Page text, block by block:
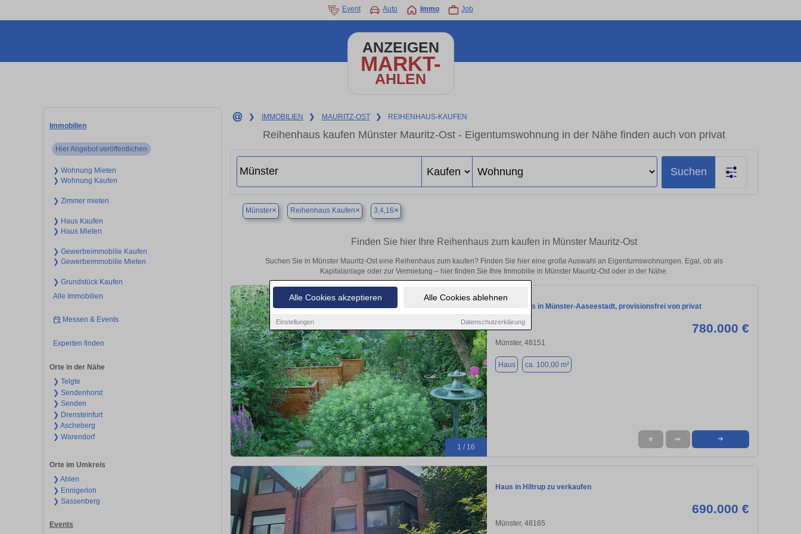
Alle Cookies akzeptieren Alle Cookies ablehnen
Einstellungen Datenschutzerklärung
Event Auto Immo Job
ANZEIGEN
MARKT-
AHLEN
Immobilien
Hier Angebot veröffentlichen
❯ Wohnung Mieten
❯ Wohnung Kaufen
❯ Zimmer mieten
❯ Haus Kaufen
❯ Haus Mieten
❯ Gewerbeimmobilie Kaufen
❯ Gewerbeimmobilie Mieten
❯ Grundstück Kaufen
Alle Immobilien
Messen & Events
Experten finden
Orte in der Nähe
❯ Telgte
❯ Sendenhorst
❯ Senden
❯ Drensteinfurt
❯ Ascheberg
❯ Warendorf
Orte im Umkreis
❯ Ahlen
❯ Ennigerloh
❯ Sassenberg
Events
❯ IMMOBILIEN ❯ MAURITZ-OST ❯ REIHENHAUS-KAUFEN
Reihenhaus kaufen Münster Mauritz-Ost - Eigentumswohnung in der Nähe finden auch von privat
Suchen
Münster× Reihenhaus Kaufen× 3,4,16×
Finden Sie hier Ihre Reihenhaus zum kaufen in Münster Mauritz-Ost
Suchen Sie in Münster Mauritz-Ost eine Reihenhaus zum kaufen? Finden Sie hier eine große Auswahl an Eigentumswohnungen. Egal, ob als
Kapitalanlage oder zur Vermietung – hier finden Sie Ihre Immobilie in Münster Mauritz-Ost oder in der Nähe.
1 / 16
Reihenhaus in Münster-Aaseestadt, provisionsfrei von privat
780.000 €
Münster, 48151
Haus ca. 100,00 m²
★ ➦ ➜
Haus in Hiltrup zu verkaufen
690.000 €
Münster, 48165